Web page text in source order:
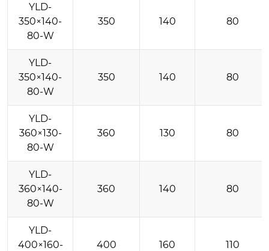
YLD-
350×140-
80-W
350 140 80
YLD-
350×140-
80-W
350 140 80
YLD-
360×130-
80-W
360 130 80
YLD-
360×140-
80-W
360 140 80
YLD-
400×160-
400 160 110